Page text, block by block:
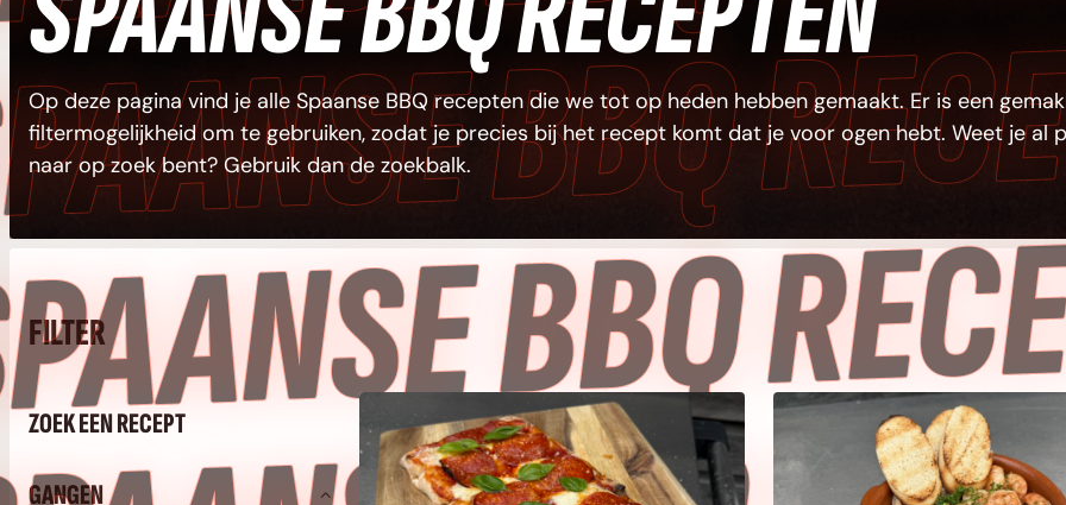
Op deze pagina vind je alle Spaanse BBQ recepten die we tot op heden hebben gemaakt. Er is een
filtermogelijkheid om te gebruiken, zodat je precies bij het recept komt dat je voor ogen hebt. Weet je al
naar op zoek bent? Gebruik dan de zoekbalk.
FILTER
ZOEK EEN RECEPT
GANGEN